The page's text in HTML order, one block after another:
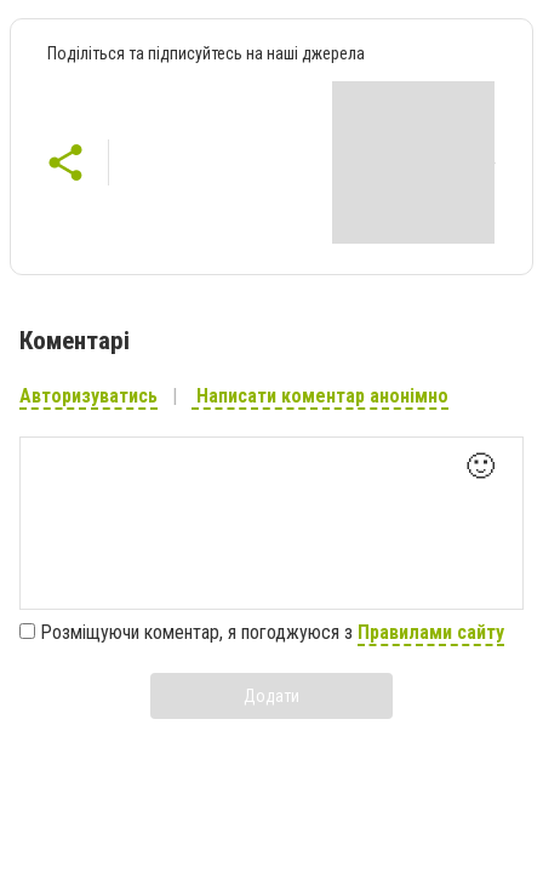
Поділіться та підписуйтесь на наші джерела
Коментарі
Авторизуватись Написати коментар анонімно
🙂
Розміщуючи коментар, я погоджуюся з Правилами сайту
Додати